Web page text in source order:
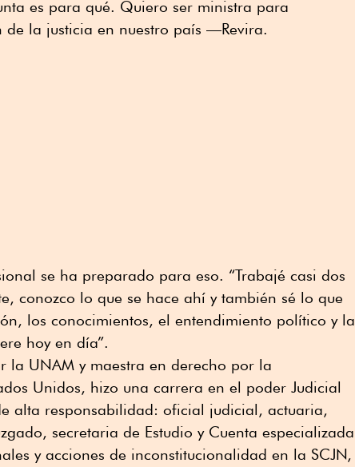
es para qué. Quiero ser ministra para
la justicia en nuestro país —Revira.
se ha preparado para eso. “Trabajé casi dos
conozco lo que se hace ahí y también sé lo que
los conocimientos, el entendimiento político y la
hoy en día”.
la UNAM y maestra en derecho por la
Unidos, hizo una carrera en el poder Judicial
alta responsabilidad: oficial judicial, actuaria,
secretaria de Estudio y Cuenta especializada
y acciones de inconstitucionalidad en la SCJN,